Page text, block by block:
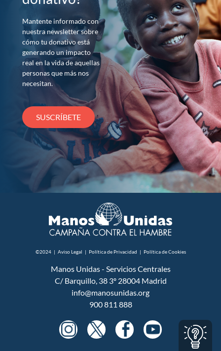
Mantente informado con
nuestra newsletter sobre
cómo tu donativo está
generando un impacto
real en la vida de aquellas
personas que más nos
necesitan.
SUSCRÍBETE
©2024 | Aviso Legal | Política de Privacidad | Política de Cookies
Manos Unidas - Servicios Centrales
C/ Barquillo, 38 3º 28004 Madrid
info@manosunidas.org
900 811 888